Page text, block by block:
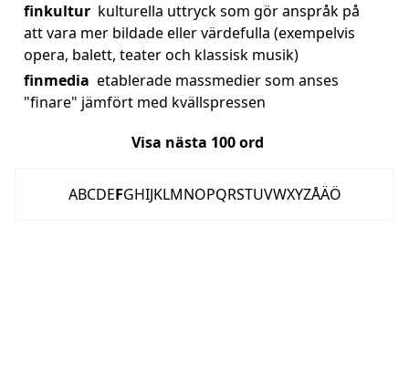
finkultur kulturella uttryck som gör anspråk på
att vara mer bildade eller värdefulla (exempelvis
opera, balett, teater och klassisk musik)
finmedia etablerade massmedier som anses
"finare" jämfört med kvällspressen
Visa nästa 100ord
ABCDEFGHIJKLMNOPQRSTUVWXYZÅÄÖ